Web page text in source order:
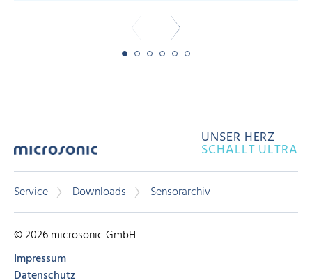
UNSER HERZ
SCHALLT ULTRA
Service Downloads Sensorarchiv
© 2026 microsonic GmbH
Impressum
Datenschutz